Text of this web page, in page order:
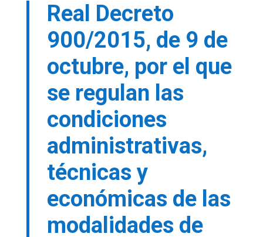
Real Decreto
900/2015, de 9 de
octubre, por el que
se regulan las
condiciones
administrativas,
técnicas y
económicas de las
modalidades de